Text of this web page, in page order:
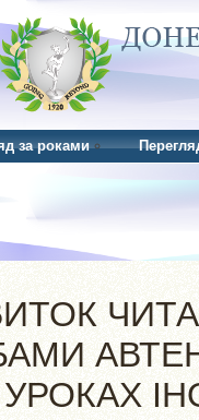
за роками
УРОКАХ